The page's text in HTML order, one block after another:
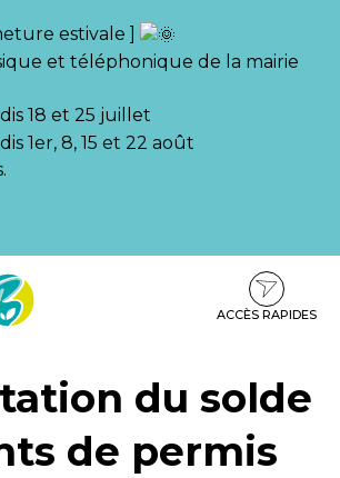
estivale ]
et téléphonique de la mairie
18 et 25 juillet
1er, 8, 15 et 22 août
ACCÈS RAPIDES
du solde
de permis